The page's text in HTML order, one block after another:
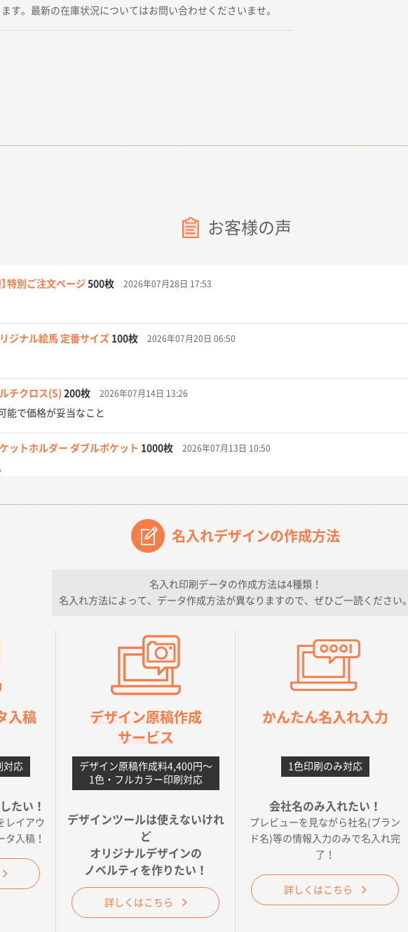
ます。最新の在庫状況についてはお問い合わせくださいませ。
お客様の声
】特別ご注文ページ 500枚 2026年07月28日 17:53
ジナル絵馬 定番サイズ 100枚 2026年07月20日 06:50
チクロス(S) 200枚 2026年07月14日 13:26
能で価格が妥当なこと
ットホルダー ダブルポケット 1000枚 2026年07月13日 10:50
ダー商品】特別ご注文ページ043000枚 2026年07月03日 09:23
社に見えた
ルカラークリアファイル 1000枚 2026年06月11日 14:46
た。
特別ご注文ページ 1000枚 2026年06月08日 17:38
フラットバッグ（A4縦サイズ）1000枚 2026年05月25日 15:10
ックサコッシュ 2026年05月23日 16:24
注分）が一番安かったため
イント箔押し紙袋 M横サイズ(A4対応)100枚 2026年05月21日 12:56
名入れデザインの作成方法
名入れ印刷データの作成方法は4種類！
名入れ方法によって、データ作成方法が異なりますので、ぜひご一読ください。
入稿
対応
たい！
レイアウ
タ入稿！
デザイン原稿作成
サービス
デザイン原稿作成料4,400円〜
1色・フルカラー印刷対応
デザインツールは使えないけれ
ど
オリジナルデザインの
ノベルティを作りたい！
詳しくはこちら
かんたん名入れ入力
1色印刷のみ対応
会社名のみ入れたい！
プレビューを見ながら社名(ブラン
ド名)等の情報入力のみで名入れ完
了！
詳しくはこちら